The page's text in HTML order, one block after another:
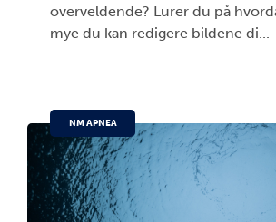
overveldende? Lurer du på
mye du kan redigere bildene di...
NM APNEA